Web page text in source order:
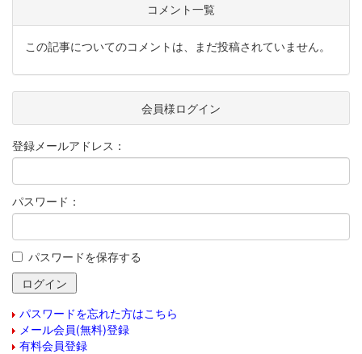
コメント一覧
この記事についてのコメントは、まだ投稿されていません。
会員様ログイン
登録メールアドレス：
パスワード：
パスワードを保存する
パスワードを忘れた方はこちら
メール会員(無料)登録
有料会員登録